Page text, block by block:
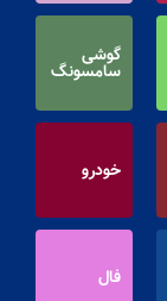
گوشی
سامسونگ
خودرو
فال